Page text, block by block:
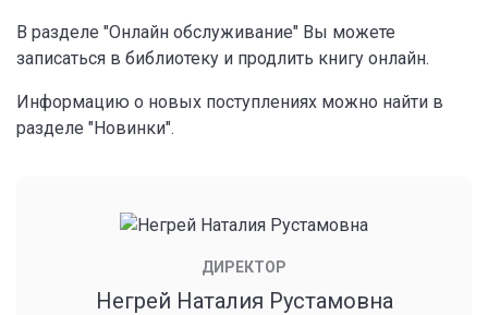
В разделе "Онлайн обслуживание" Вы можете
записаться в библиотеку и продлить книгу онлайн.
Информацию о новых поступлениях можно найти в
разделе "Новинки".
ДИРЕКТОР
Негрей Наталия Рустамовна